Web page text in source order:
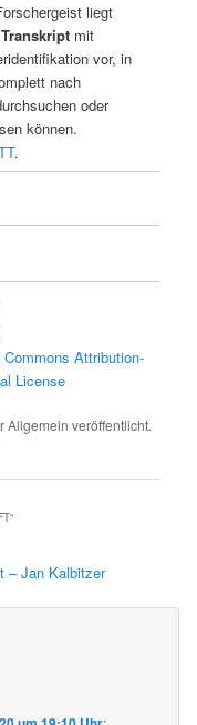
liegt
mit
vor, in
nach
oder
können.
.
Attribution-
License
Allgemein veröffentlicht.
“
– Jan Kalbitzer